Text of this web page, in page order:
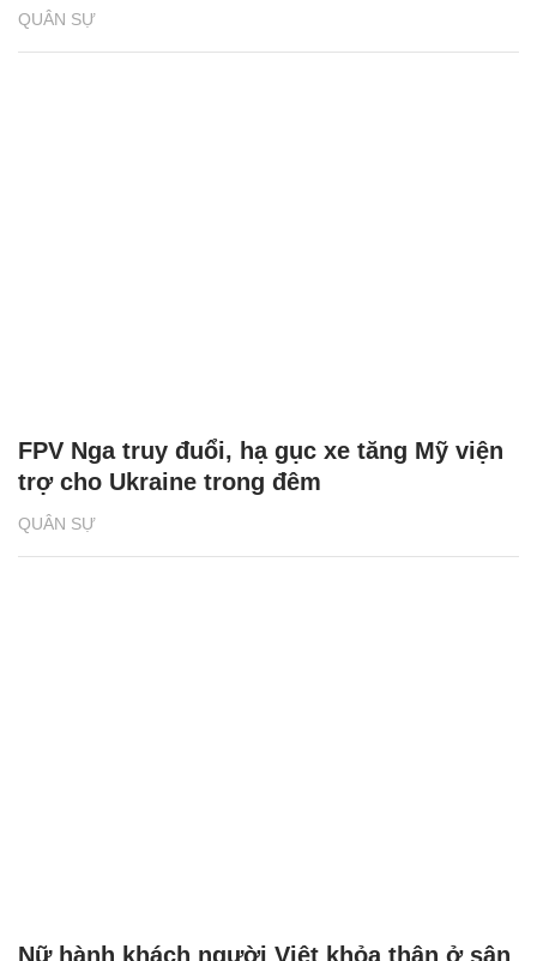
QUÂN SỰ
QUÂN SỰ
FPV Nga truy đuổi, hạ gục xe tăng Mỹ viện
trợ cho Ukraine trong đêm
Nữ hành khách người Việt khỏa thân ở sân